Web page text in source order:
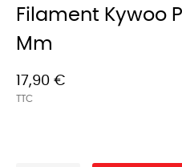
Filament Kywoo
Mm
17,90 €
TTC